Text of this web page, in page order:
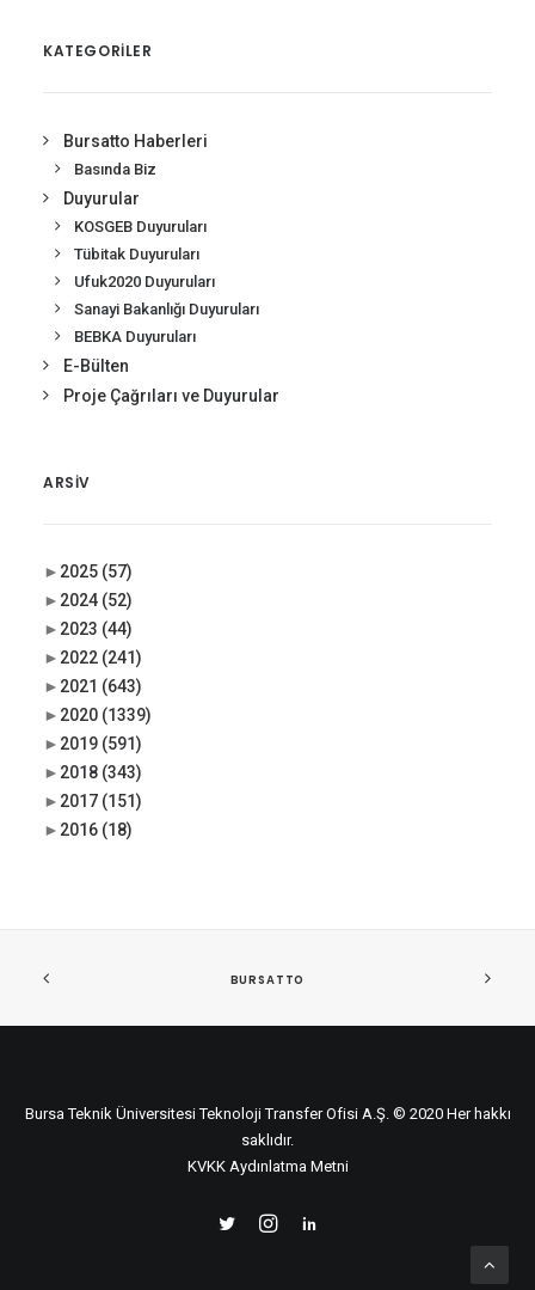
KATEGORİLER
Bursatto Haberleri
Basında Biz
Duyurular
KOSGEB Duyuruları
Tübitak Duyuruları
Ufuk2020 Duyuruları
Sanayi Bakanlığı Duyuruları
BEBKA Duyuruları
E-Bülten
Proje Çağrıları ve Duyurular
ARSIV
► 2025 (57)
► 2024 (52)
► 2023 (44)
► 2022 (241)
► 2021 (643)
► 2020 (1339)
► 2019 (591)
► 2018 (343)
► 2017 (151)
► 2016 (18)
BURSATTO
Bursa Teknik Üniversitesi Teknoloji Transfer Ofisi A.Ş. © 2020 Her hakkı
saklıdır.
KVKK Aydınlatma Metni